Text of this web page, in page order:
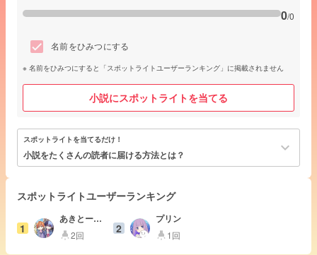
0/0
名前をひみつにする
名前をひみつにすると「スポットライトユーザーランキング」に掲載されません
小説にスポットライトを当てる
スポットライトを当てるだけ！
小説をたくさんの読者に届ける方法とは？ keyboard_arrow_down
スポットライトユーザーランキング
1
あきとーや
🥞☕
highlight2回 2
プリン
highlight 1回